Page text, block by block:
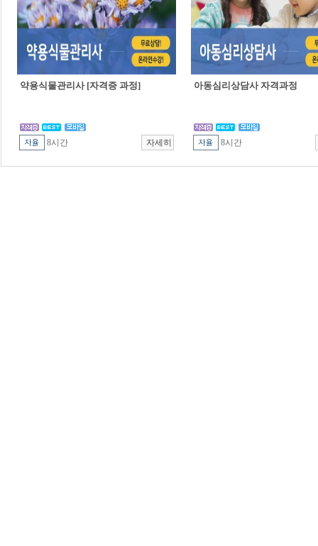
약용식물관리사 [자격증 과정]
8시간
아동심리상담사 자격과정
8시간